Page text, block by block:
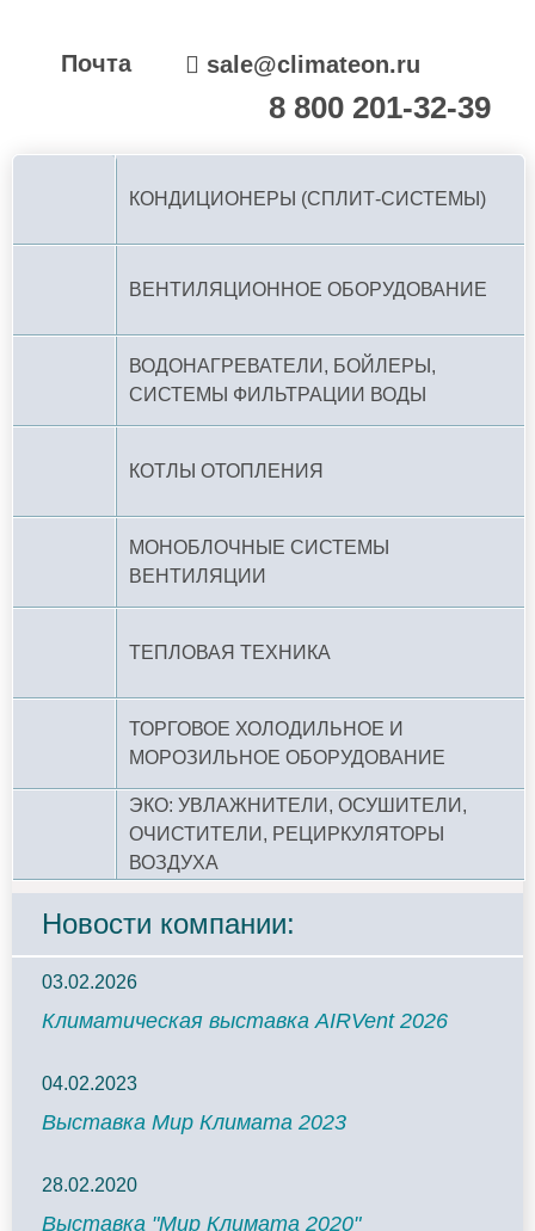
Почта sale@climateon.ru
8 800 201-32-39
КОНДИЦИОНЕРЫ (СПЛИТ-СИСТЕМЫ)
ВЕНТИЛЯЦИОННОЕ ОБОРУДОВАНИЕ
ВОДОНАГРЕВАТЕЛИ, БОЙЛЕРЫ,
СИСТЕМЫ ФИЛЬТРАЦИИ ВОДЫ
КОТЛЫ ОТОПЛЕНИЯ
МОНОБЛОЧНЫЕ СИСТЕМЫ
ВЕНТИЛЯЦИИ
ТЕПЛОВАЯ ТЕХНИКА
ТОРГОВОЕ ХОЛОДИЛЬНОЕ И
МОРОЗИЛЬНОЕ ОБОРУДОВАНИЕ
ЭКО: УВЛАЖНИТЕЛИ, ОСУШИТЕЛИ,
ОЧИСТИТЕЛИ, РЕЦИРКУЛЯТОРЫ
ВОЗДУХА
Новости компании:
03.02.2026
Климатическая выставка AIRVent 2026
04.02.2023
Выставка Мир Климата 2023
28.02.2020
Выставка "Мир Климата 2020"